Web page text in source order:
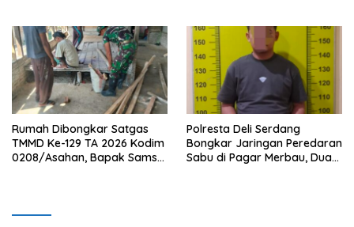
Rumah Dibongkar Satgas
TMMD Ke-129 TA 2026 Kodim
0208/Asahan, Bapak Samsul
Polresta Deli Serdang
Bongkar Jaringan Peredaran
Sabu di Pagar Merbau, Dua